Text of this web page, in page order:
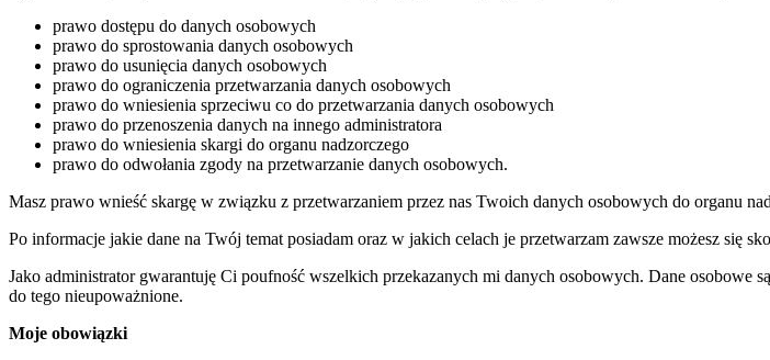
prawo dostępu do danych osobowych
prawo do sprostowania danych osobowych
prawo do usunięcia danych osobowych
prawo do ograniczenia przetwarzania danych osobowych
prawo do wniesienia sprzeciwu co do przetwarzania danych osobowych
prawo do przenoszenia danych na innego administratora
prawo do wniesienia skargi do organu nadzorczego
prawo do odwołania zgody na przetwarzanie danych osobowych.
Masz prawo wnieść skargę w związku z przetwarzaniem przez nas Twoich danych osobowych do organu
Po informacje jakie dane na Twój temat posiadam oraz w jakich celach je przetwarzam zawsze możesz się
Jako administrator gwarantuję Ci poufność wszelkich przekazanych mi danych osobowych. Dane osobowe
do tego nieupoważnione.
Moje obowiązki